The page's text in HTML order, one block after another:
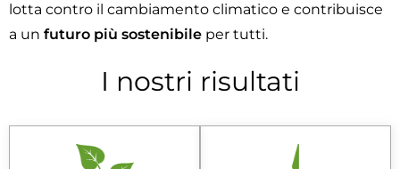
lotta contro il cambiamento climatico e contribuisce
a un futuro più sostenibile per tutti.
I nostri risultati